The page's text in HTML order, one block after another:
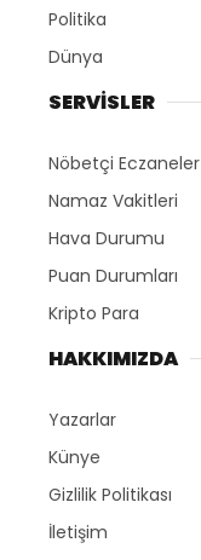
Politika
Dünya
SERVİSLER
Nöbetçi Eczaneler
Namaz Vakitleri
Hava Durumu
Puan Durumları
Kripto Para
HAKKIMIZDA
Yazarlar
Künye
Gizlilik Politikası
İletişim